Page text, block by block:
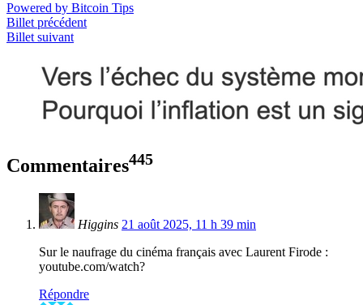
Powered by Bitcoin Tips
Billet précédent
Billet suivant
Commentaires445
Higgins 21 août 2025, 11 h 39 min
Sur le naufrage du cinéma français avec Laurent Firode :
youtube.com/watch?
Répondre